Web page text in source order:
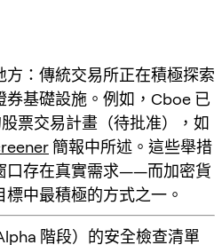
：傳統交易所正在積極探索
基礎設施。例如，Cboe 已
票交易計畫（待批准），如
簡報中所述。這些舉措
口存在真實需求——而加密貨
中最積極的方式之一。
階段）的安全檢查清單